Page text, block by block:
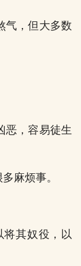
气，但大多数
恶，容易徒生
麻烦事。
将其奴役，以